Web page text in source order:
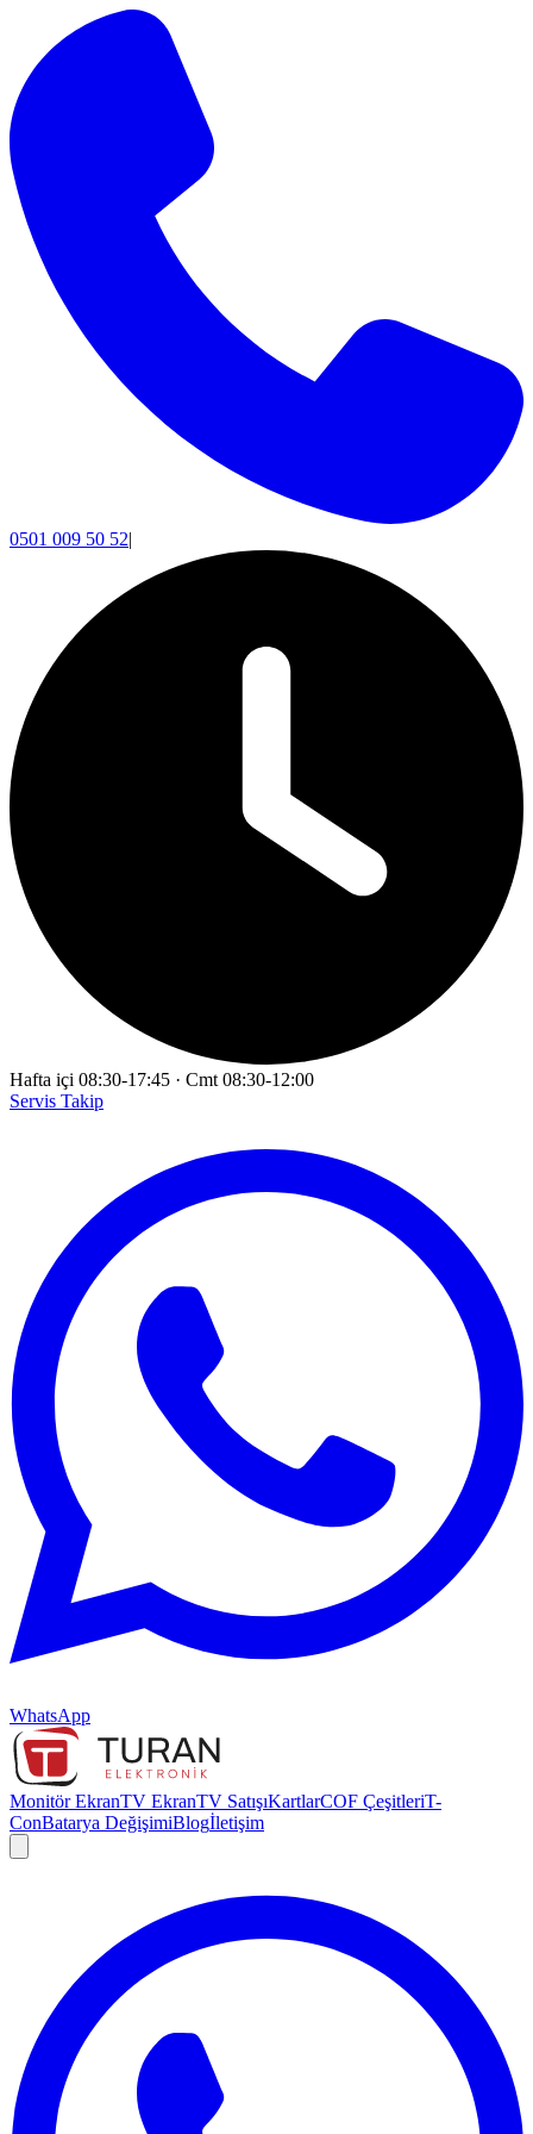
0501 009 50 52|
Hafta içi 08:30-17:45 · Cmt 08:30-12:00
Servis Takip
WhatsApp
Monitör EkranTV EkranTV SatışıKartlarCOF ÇeşitleriT-
ConBatarya DeğişimiBlogİletişim